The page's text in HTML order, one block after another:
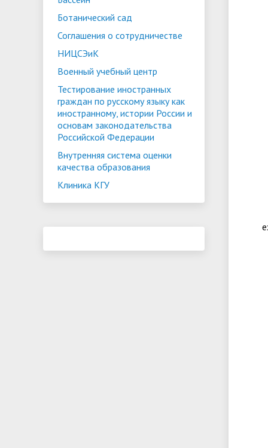
Информация о зачислении
Национальные проекты Российской
Федерации
Ботанический сад
Соглашения о сотрудничестве
НИЦСЭиК
Военный учебный центр
Тестирование иностранных
граждан по русскому языку как
иностранному, истории России и
основам законодательства
Российской Федерации
Внутренняя система оценки
качества образования
Клиника КГУ